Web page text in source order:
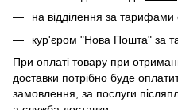
на відділення за тарифами
кур'єром "Нова Пошта" за
При оплаті товару при
доставки потрібно буде
замовлення, за послуги